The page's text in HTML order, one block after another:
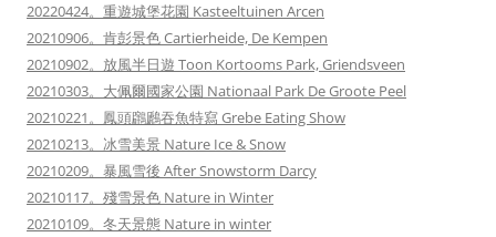
20220424。重遊城堡花園 Kasteeltuinen Arcen
20210906。肯彭景色 Cartierheide, De Kempen
20210902。放風半日遊 Toon Kortooms Park, Griendsveen
20210303。大佩爾國家公園 Nationaal Park De Groote Peel
20210221。鳳頭鸊鷉吞魚特寫 Grebe Eating Show
20210213。冰雪美景 Nature Ice & Snow
20210209。暴風雪後 After Snowstorm Darcy
20210117。殘雪景色 Nature in Winter
20210109。冬天景態 Nature in winter